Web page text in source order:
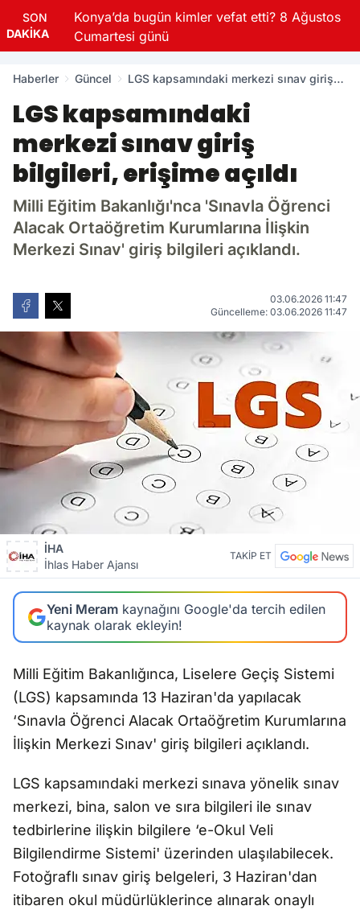
SON
DAKİKA
Konya’da bugün kimler vefat etti? 8 Ağustos
Cumartesi günü
Haberler Güncel
LGS kapsamındaki merkezi sınav giriş
LGS kapsamındaki
merkezi sınav giriş
bilgileri, erişime açıldı
Milli Eğitim Bakanlığı'nca 'Sınavla Öğrenci
Alacak Ortaöğretim Kurumlarına İlişkin
Merkezi Sınav' giriş bilgileri açıklandı.
03.06.2026 11:47
Güncelleme: 03.06.2026 11:47
İHA
İhlas Haber Ajansı
TAKİP ET
Yeni Meram kaynağını Google'da tercih edilen
kaynak olarak ekleyin!
Milli Eğitim Bakanlığınca, Liselere Geçiş Sistemi
(LGS) kapsamında 13 Haziran'da yapılacak
‘Sınavla Öğrenci Alacak Ortaöğretim Kurumlarına
İlişkin Merkezi Sınav' giriş bilgileri açıklandı.
LGS kapsamındaki merkezi sınava yönelik sınav
merkezi, bina, salon ve sıra bilgileri ile sınav
tedbirlerine ilişkin bilgilere ‘e-Okul Veli
Bilgilendirme Sistemi' üzerinden ulaşılabilecek.
Fotoğraflı sınav giriş belgeleri, 3 Haziran'dan
itibaren okul müdürlüklerince alınarak onaylı